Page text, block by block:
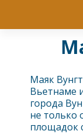
Маяк
Вьетнаме
города
не только
площадок